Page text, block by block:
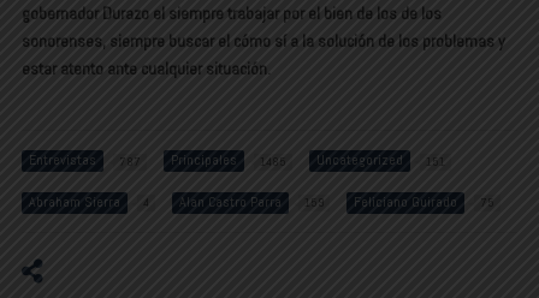
gobernador Durazo el siempre trabajar por el bien de los de los
sonorenses, siempre buscar el cómo sí a la solución de los problemas y
estar atento ante cualquier situación.
Entrevistas 787 Principales 1485 Uncategorized 151
Abraham Sierra 4 Alan Castro Parra 159 Feliciano Guirado 75